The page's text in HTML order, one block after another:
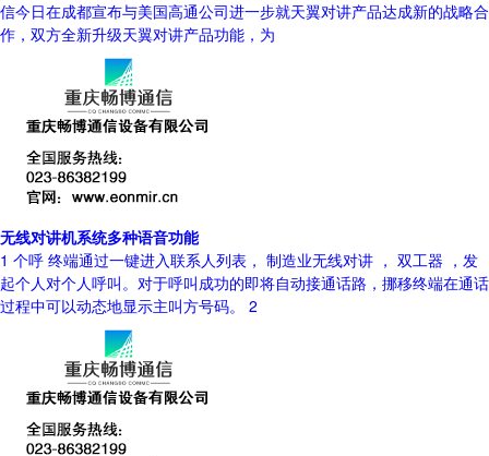
信今日在成都宣布与美国高通公司进一步就天翼对讲产品达成新的战略合
作，双方全新升级天翼对讲产品功能，为
无线对讲机系统多种语音功能
1 个呼 终端通过一键进入联系人列表， 制造业无线对讲 ， 双工器 ，发
起个人对个人呼叫。对于呼叫成功的即将自动接通话路，挪移终端在通话
过程中可以动态地显示主叫方号码。 2